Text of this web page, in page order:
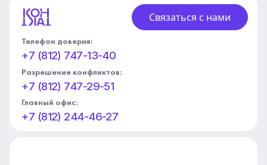
Связаться с нами
Телефон доверия:
+7 (812) 747-13-40
Разрешение конфликтов:
+7 (812) 747-29-51
Главный офис:
+7 (812) 244-46-27